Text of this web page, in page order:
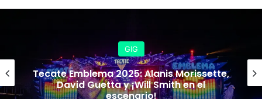
bo
ra dCl
GIG
Tecate Emblema 2025: Alanis Morissette,
David Guetta y ¡Will Smith en el
escenario!